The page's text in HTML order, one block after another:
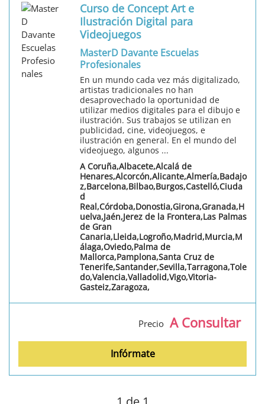
Curso de Concept Art e
Ilustración Digital para
Videojuegos
MasterD Davante Escuelas
Profesionales
En un mundo cada vez más digitalizado,
artistas tradicionales no han
desaprovechado la oportunidad de
utilizar medios digitales para el dibujo e
ilustración. Sus trabajos se utilizan en
publicidad, cine, videojuegos, e
ilustración en general. En el mundo del
videojuego, algunos ...
A Coruña,Albacete,Alcalá de
Henares,Alcorcón,Alicante,Almería,Badajo
z,Barcelona,Bilbao,Burgos,Castelló,Ciuda
d
Real,Córdoba,Donostia,Girona,Granada,H
uelva,Jaén,Jerez de la Frontera,Las Palmas
de Gran
Canaria,Lleida,Logroño,Madrid,Murcia,M
álaga,Oviedo,Palma de
Mallorca,Pamplona,Santa Cruz de
Tenerife,Santander,Sevilla,Tarragona,Tole
do,Valencia,Valladolid,Vigo,Vitoria-
Gasteiz,Zaragoza,
Precio A Consultar
Infórmate